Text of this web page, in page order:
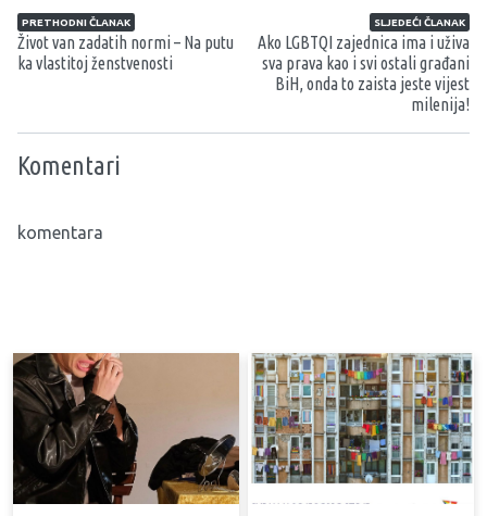
Navigacija članaka
PRETHODNI ČLANAK
Život van zadatih normi – Na putu
ka vlastitoj ženstvenosti
SLJEDEĆI ČLANAK
Ako LGBTQI zajednica ima i uživa
sva prava kao i svi ostali građani
BiH, onda to zaista jeste vijest
milenija!
Komentari
komentara